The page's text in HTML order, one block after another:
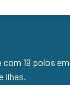
19 polos em
Ilhas.